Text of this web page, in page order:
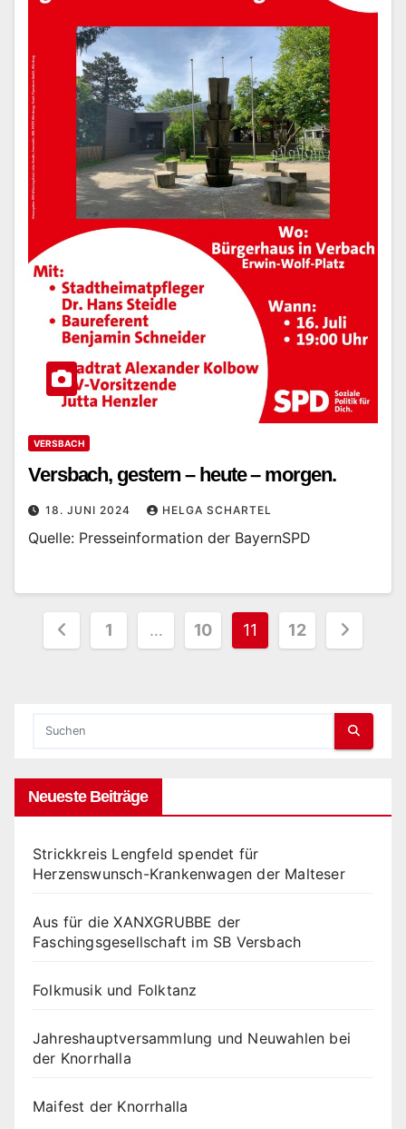
VERSBACH
Versbach, gestern – heute – morgen.
18. JUNI 2024 HELGA SCHARTEL
Quelle: Presseinformation der BayernSPD
Seitennummerierung
1 … 10 11 12
Neueste Beiträge
Strickkreis Lengfeld spendet für
Herzenswunsch-Krankenwagen der Malteser
Aus für die XANXGRUBBE der
Faschingsgesellschaft im SB Versbach
Folkmusik und Folktanz
Jahreshauptversammlung und Neuwahlen bei
der Knorrhalla
Maifest der Knorrhalla